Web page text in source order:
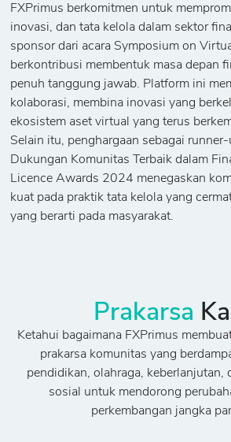
FXPrimus berkomitmen untuk
inovasi, dan tata kelola dalam sektor
sponsor dari acara Symposium on
berkontribusi membentuk masa depan
penuh tanggung jawab. Platform ini
kolaborasi, membina inovasi yang
ekosistem aset virtual yang terus
Selain itu, penghargaan sebagai
Dukungan Komunitas Terbaik dalam
Licence Awards 2024 menegaskan
kuat pada praktik tata kelola yang
yang berarti pada masyarakat.
Prakarsa
Ketahui bagaimana FXPrimus
prakarsa komunitas yang
pendidikan, olahraga, keberlanjutan,
sosial untuk mendorong
perkembangan jangka